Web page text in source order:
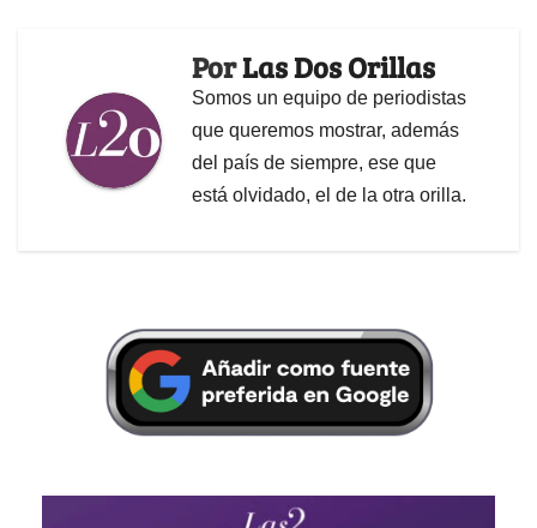
PorLas Dos Orillas
Somos un equipo de periodistas
que queremos mostrar, además
del país de siempre, ese que
está olvidado, el de la otra orilla.